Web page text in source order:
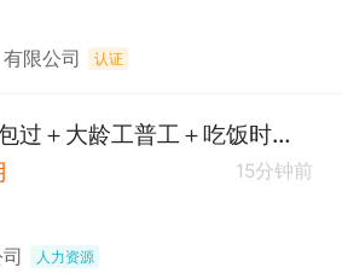
限公司 认证
纳百川汽配:面试包过＋大龄工普工＋吃饭时间算工资＋月7000
15分钟前
人力资源